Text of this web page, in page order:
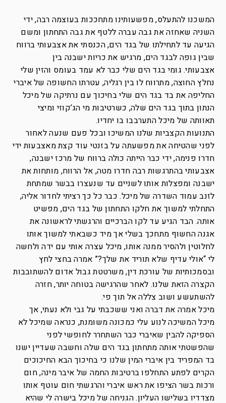
המשכנו להתעלס, מפשעותינו מתחככות בעוצמה רבה, ידי
השניה שאחזה את גבה עברה ללטף את גבה התחתון ומשם
הגיעה עד לתחילתו של בגד הים, הכנסתי את אצבעותי ברווח
שבין גופה לבגד הים, מרגיש את כריות ישבנה בין
אצבעותי. גומי בגד הים שלי כבר לא עמד בעומס והזין שלי
נחלץ החוצה, מתרווח לו בין רגליה, עטרתו החשופה של איברי
החליפה את בד בגד הים שלי בחיכוך עם נרתיקה של מיכל
הנתון בתוך בגד הים שלה, כשרטיבות מי הג’קוזי ומיצי
תאוותה של מיכל התערבבו בו יחדיו.
התנועות הקצביות שלנו המשיכו ובכל פעם שנעה לאחור
לפני שהטיחה את מפשעתה על בזנטי עוד קצת מאצבעות ידי
חדרו פנימה, ידי כבר הייתה כולה ברווח של מרכז ישבנה,
אצבעותי בהתרגשות רבה חדרו מטה, אל הרווח, מותחות את
ישבנה ומפצלות אותו לשניים עד שנעצרו בבשר שמתחת
לזנב עמוד השדרה של מיכל. כבר כל כך רציתי לחדור אליה,
התחלתי למשוך את חלקו התחתון של בגד הים, מפשיט
אותה. הבד הגיע עד לקו הברכיים והרגשתי לראשונה את
אגנה החשוף מתחכך בשלי אך מיד כשבאתי למשוך אותו
לחלוטין ולהסיר ממנה אותו, מיכל עצרה אותי עם ידה ולחשה
לי “אולי עדיף שלא תוריד את שלך?” אמרה בחצי לחץ
ובסמכותיות של עורכת דין, משרטטת גבול אדום להשתובבות
הקצרה הזאת שלנו. לאחר שהרגישה בטוחה יותר, חזרה
להשתעשע ושוב צללה אל תוך פי.
מיכל אמרה את דברה ואני ששכבתי על גבי ולא נעתי, אך
מיכל המשיכה לנוע עלי כמכונה משומנת, כנראה שמיכל לא
הספיקה להבין שאיברי כבר השתחרר לחופשי לפני
שהפשטתי אותה מתחתון בגד הים שלה וחשבה שעדיין ישנו
בד המפריד בין איברי המין שלנו כי בחיכוך הבא החיכוכים
הקרים לפתע התחלפו ברטיבות החמה של איבר מינה, חום
ורכות בשר הציפו את ראש איברי והרגשתי חום עוטף אותו
מצדדיו בשלישו העליון. הגניחה של מיכל בישרה לי שהיא